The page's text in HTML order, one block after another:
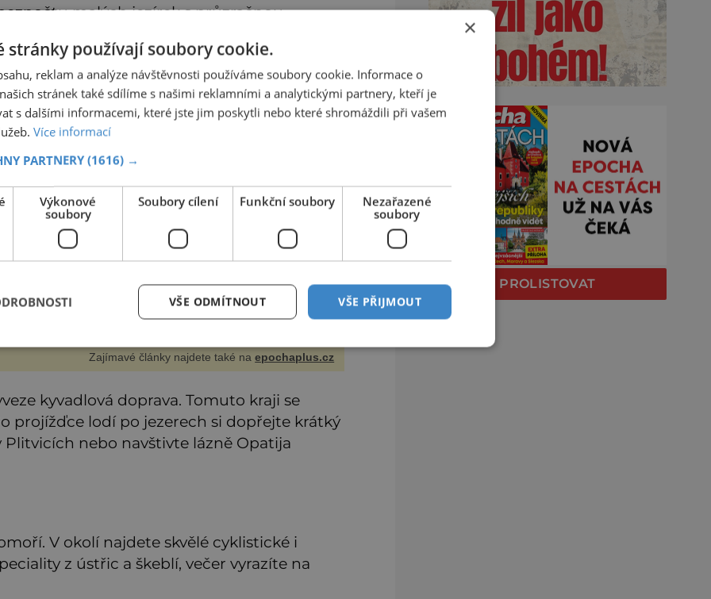
malých jezírek s průzračnou
jsou Plitvická jezera. Přes zpěněné
jezera do druhého.
Jagellonský: Král dítě a jeho vláda na dálku
k hostům. „Ještě neumí řádně mluvit, a už mu
na hlavu korunu,“ stěžují si současníci, pro které
za milion, na niž by všichni, zejména stárnoucí a
král Vl
Zajímavé články najdete také naepochaplus.cz
kyvadlová doprava. Tomuto kraji se
projížďce lodí po jezerech si dopřejte krátký
nebo navštivte lázně Opatija
V okolí najdete skvělé cyklistické i
z ústřic a škeblí, večer vyrazíte na
PROLISTOVAT
×
stránky používají soubory cookie.
reklam a analýze návštěvnosti používáme soubory cookie. Informace o
stránek také sdílíme s našimi reklamními a analytickými partnery, kteří je
s dalšími informacemi, které jste jim poskytli nebo které shromáždili při vašem
Více informací
PARTNERY (1616) →
Výkonové
soubory
Soubory cílení Funkční soubory
Nezařazené
soubory
VŠE PŘIJMOUT
VŠE ODMÍTNOUT